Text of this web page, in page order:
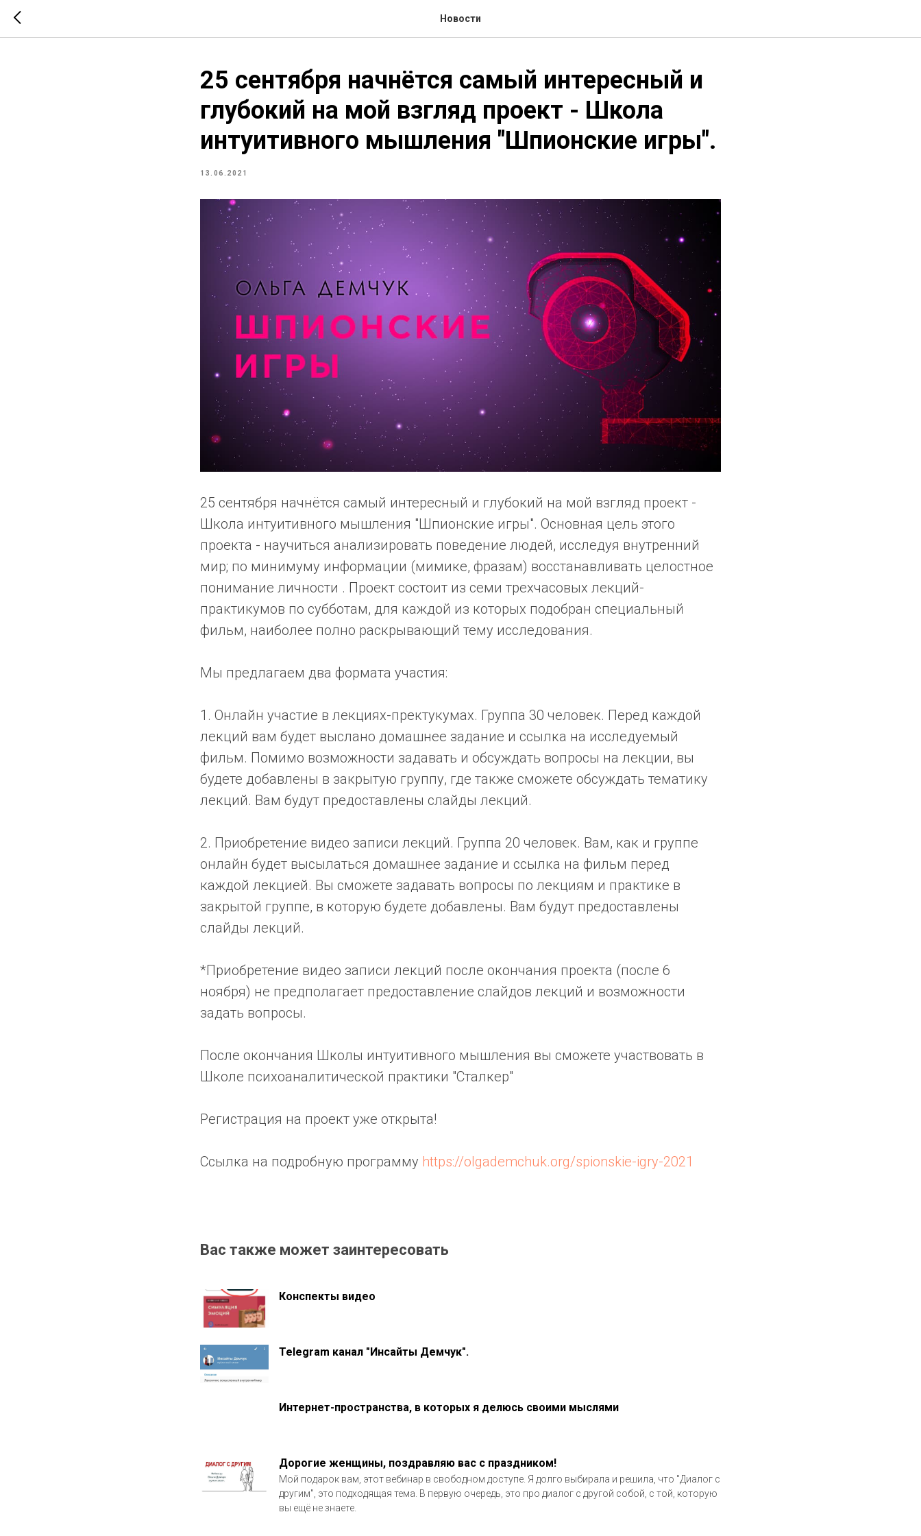
Новости
25 сентября начнётся самый интересный и
глубокий на мой взгляд проект - Школа
интуитивного мышления "Шпионские игры".
13.06.2021
25 сентября начнётся самый интересный и глубокий на мой взгляд проект -
Школа интуитивного мышления "Шпионские игры". Основная цель этого
проекта - научиться анализировать поведение людей, исследуя внутренний
мир; по минимуму информации (мимике, фразам) восстанавливать целостное
понимание личности . Проект состоит из семи трехчасовых лекций-
практикумов по субботам, для каждой из которых подобран специальный
фильм, наиболее полно раскрывающий тему исследования.
Мы предлагаем два формата участия:
1. Онлайн участие в лекциях-пректукумах. Группа 30 человек. Перед каждой
лекций вам будет выслано домашнее задание и ссылка на исследуемый
фильм. Помимо возможности задавать и обсуждать вопросы на лекции, вы
будете добавлены в закрытую группу, где также сможете обсуждать тематику
лекций. Вам будут предоставлены слайды лекций.
2. Приобретение видео записи лекций. Группа 20 человек. Вам, как и группе
онлайн будет высылаться домашнее задание и ссылка на фильм перед
каждой лекцией. Вы сможете задавать вопросы по лекциям и практике в
закрытой группе, в которую будете добавлены. Вам будут предоставлены
слайды лекций.
*Приобретение видео записи лекций после окончания проекта (после 6
ноября) не предполагает предоставление слайдов лекций и возможности
задать вопросы.
После окончания Школы интуитивного мышления вы сможете участвовать в
Школе психоаналитической практики "Сталкер"
Регистрация на проект уже открыта!
Ссылка на подробную программу https://olgademchuk.org/spionskie-igry-2021
Вас также может заинтересовать
Конспекты видео
Telegram канал "Инсайты Демчук".
Интернет-пространства, в которых я делюсь своими мыслями
Дорогие женщины, поздравляю вас с праздником!
Мой подарок вам, этот вебинар в свободном доступе. Я долго выбирала и решила, что "Диалог с
другим", это подходящая тема. В первую очередь, это про диалог с другой собой, с той, которую
вы ещё не знаете.